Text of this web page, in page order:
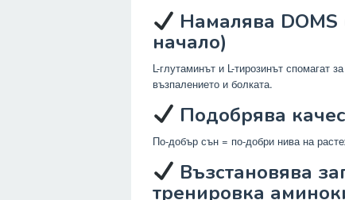
Намалява DOMS
начало)
L-глутаминът и L-тирозинът спомагат
възпалението и болката.
Подобрява
По-добър сън = по-добри нива на
Възстановява
тренировка